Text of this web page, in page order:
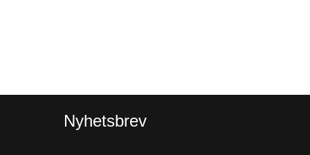
Nyhetsbrev